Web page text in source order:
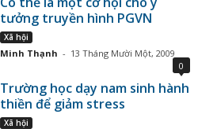
tưởng truyền hình PGVN
Xã hội
Minh Thạnh - 13 Tháng Mười Một, 2009
0
Trường học dạy nam sinh hành
thiền để giảm stress
Xã hội